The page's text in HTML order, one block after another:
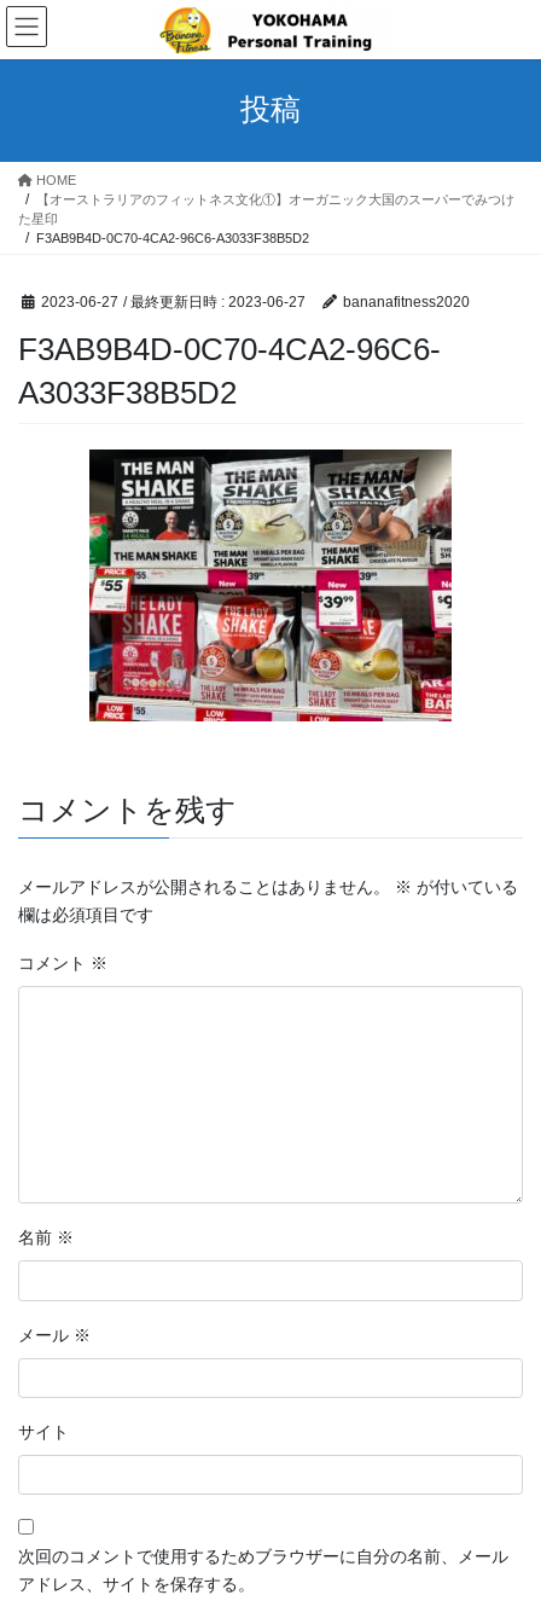
コ
ン
テ
ス
ナ
ビ
ゲ
ン
投稿
HOME
【オーストラリアのフィットネス文化①】オーガニック大国のスーパーでみつけ
た星印
F3AB9B4D-0C70-4CA2-96C6-A3033F38B5D2
2023-06-27 / 最終更新日時 : 2023-06-27 bananafitness2020
F3AB9B4D-0C70-4CA2-96C6-
A3033F38B5D2
コメントを残す
メールアドレスが公開されることはありません。 ※ が付いている
欄は必須項目です
コメント ※
名前 ※
メール ※
サイト
次回のコメントで使用するためブラウザーに自分の名前、メール
アドレス、サイトを保存する。